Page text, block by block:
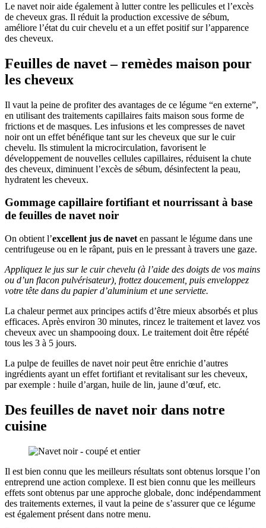
Le navet noir aide également à lutter contre les pellicules et l’excès
de cheveux gras. Il réduit la production excessive de sébum,
améliore l’état du cuir chevelu et a un effet positif sur l’apparence
des cheveux.
Feuilles de navet – remèdes maison pour
les cheveux
Il vaut la peine de profiter des avantages de ce légume “en externe”,
en utilisant des traitements capillaires faits maison sous forme de
frictions et de masques. Les infusions et les compresses de navet
noir ont un effet bénéfique tant sur les cheveux que sur le cuir
chevelu. Ils stimulent la microcirculation, favorisent le
développement de nouvelles cellules capillaires, réduisent la chute
des cheveux, diminuent l’excès de sébum, désinfectent la peau,
hydratent les cheveux.
Gommage capillaire fortifiant et nourrissant à base
de feuilles de navet noir
On obtient l’excellent jus de navet en passant le légume dans une
centrifugeuse ou en le râpant, puis en le pressant à travers une gaze.
Appliquez le jus sur le cuir chevelu (à l’aide des doigts de vos mains
ou d’un flacon pulvérisateur), frottez doucement, puis enveloppez
votre tête dans du papier d’aluminium et une serviette.
La chaleur permet aux principes actifs d’être mieux absorbés et plus
efficaces. Après environ 30 minutes, rincez le traitement et lavez vos
cheveux avec un shampooing doux. Le traitement doit être répété
tous les 3 à 5 jours.
La pulpe de feuilles de navet noir peut être enrichie d’autres
ingrédients ayant un effet fortifiant et revitalisant sur les cheveux,
par exemple : huile d’argan, huile de lin, jaune d’œuf, etc.
Des feuilles de navet noir dans notre
cuisine
Il est bien connu que les meilleurs résultats sont obtenus lorsque l’on
entreprend une action complexe. Il est bien connu que les meilleurs
effets sont obtenus par une approche globale, donc indépendamment
des traitements externes, il vaut la peine de s’assurer que ce légume
est également présent dans notre menu.